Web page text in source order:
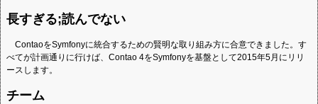
長すぎる;読んでない
ContaoをSymfonyに統合するための賢明な取り組み方に合意できました。す
べてが計画通りに行けば、Contao 4をSymfonyを基盤として2015年5月にリリ
ースします。
チーム